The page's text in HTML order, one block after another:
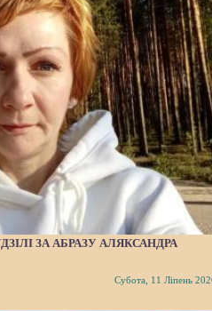
ЗА АБРАЗУ АЛЯКСАНДРА
Субота, 11 Ліпень